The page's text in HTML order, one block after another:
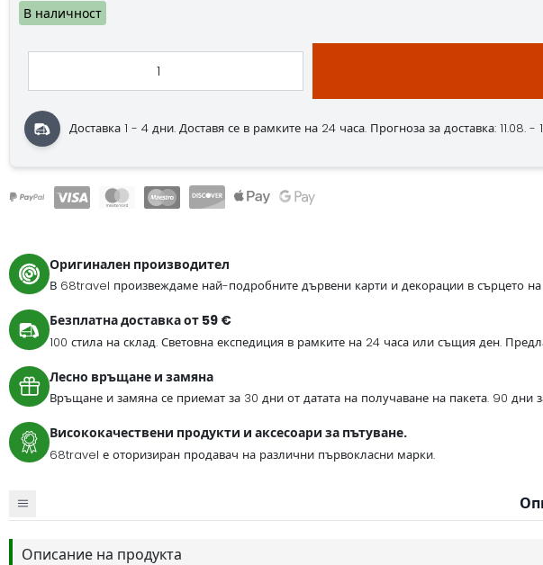
В наличност
Доставка 1 - 4 дни.Доставя се в рамките на 24 часа. Прогноза за доставка: 11.08. -
Оригинален производител
В 68travel произвеждаме най-подробните дървени карти и декорации в сърцето на
Безплатна доставка от 59 €
100 стила на склад. Световна експедиция в рамките на 24 часа или същия ден.
Лесно връщане и замяна
Връщане и замяна се приемат за 30 дни от датата на получаване на пакета. 90 дни
Висококачествени продукти и аксесоари за пътуване.
68travel е оторизиран продавач на различни първокласни марки.
Описание на продукта